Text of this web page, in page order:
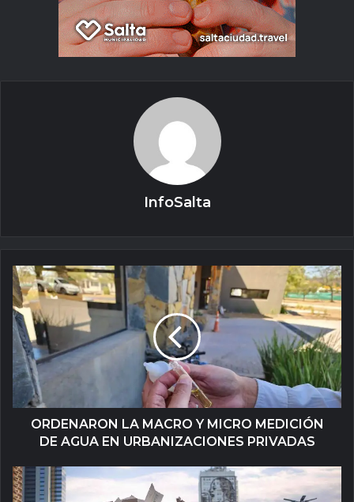
InfoSalta
ORDENARON LA MACRO Y MICRO MEDICIÓN
DE AGUA EN URBANIZACIONES PRIVADAS